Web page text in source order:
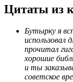
Цитаты из
Бутырку я
использовал
прочитал
хорошие
и ты
советское